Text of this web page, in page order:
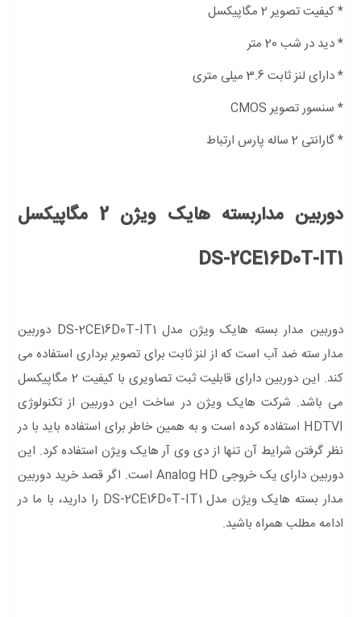
* کیفیت تصویر 2 مگاپیکسل
* دید در شب 20 متر
* دارای لنز ثابت 3.6 میلی متری
* سنسور تصویر CMOS
* گارانتی 2 ساله پارس ارتباط
دوربین مداربسته هایک ویژن 2 مگاپیکسل
DS-2CE16D0T-IT1
دوربین مدار بسته هایک ویژن مدل DS-2CE16D0T-IT1 دوربین
مدار سته ضد آب است که از لنز ثابت برای تصویر برداری استفاده می
کند. این دوربین دارای قابلیت ثبت تصاویری با کیفیت 2 مگاپیکسل
می باشد. شرکت هایک ویژن در ساخت این دوربین از تکنولوژی
HDTVI استفاده کرده است و به همین خاطر برای استفاده باید با در
نظر گرفتن شرایط آن تنها از دی وی آر هایک ویژن استفاده کرد. این
دوربین دارای یک خروجی Analog HD است. اگر قصد خرید دوربین
مدار بسته هایک ویژن مدل DS-2CE16D0T-IT1 را دارید، با ما در
ادامه مطلب همراه باشید.